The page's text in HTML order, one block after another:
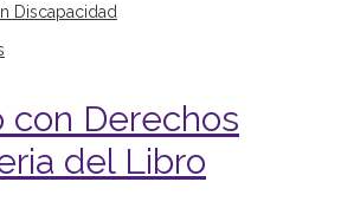
Discapacidad
con Derechos
del Libro